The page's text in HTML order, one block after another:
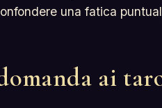
una fatica
ai